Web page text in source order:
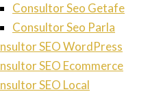
Consultor Seo Getafe
Consultor Seo Parla
SEO WordPress
SEO Ecommerce
SEO Local